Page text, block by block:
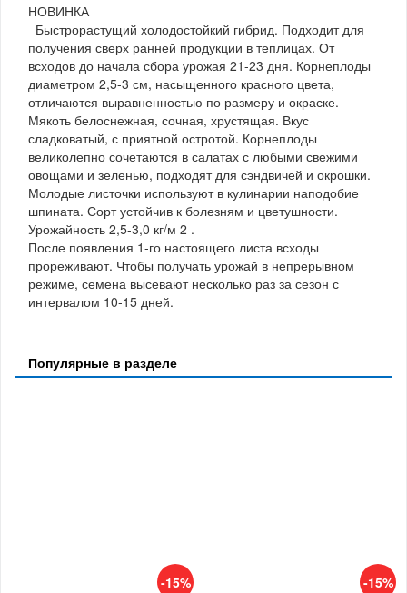
НОВИНКА
Быстрорастущий холодостойкий гибрид. Подходит для
получения сверх ранней продукции в теплицах. От
всходов до начала сбора урожая 21-23 дня. Корнеплоды
диаметром 2,5-3 см, насыщенного красного цвета,
отличаются выравненностью по размеру и окраске.
Мякоть белоснежная, сочная, хрустящая. Вкус
сладковатый, с приятной остротой. Корнеплоды
великолепно сочетаются в салатах с любыми свежими
овощами и зеленью, подходят для сэндвичей и окрошки.
Молодые листочки используют в кулинарии наподобие
шпината. Сорт устойчив к болезням и цветушности.
Урожайность 2,5-3,0 кг/м 2 .
После появления 1-го настоящего листа всходы
прореживают. Чтобы получать урожай в непрерывном
режиме, семена высевают несколько раз за сезон с
интервалом 10-15 дней.
Популярные в разделе
-15% -15%